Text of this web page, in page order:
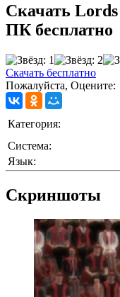
Скачать
ПК бесплатно
Скачать бесплатно
Пожалуйста, Оцените:
Категория:
Cистема:
Язык:
Скриншоты